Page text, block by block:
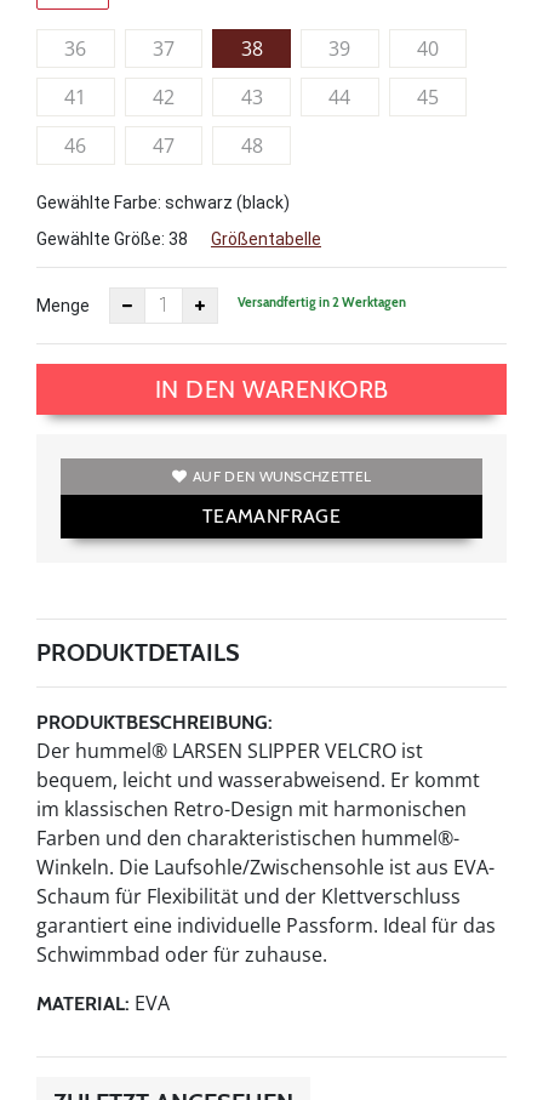
36 37 38 39
40
41
42 43 44
45
46
47 48
Gewählte Farbe: schwarz (black)
Gewählte Größe: 38 Größentabelle
Menge Versandfertig in 2 Werktagen
IN DEN WARENKORB
AUF DEN WUNSCHZETTEL
TEAMANFRAGE
PRODUKTDETAILS
PRODUKTBESCHREIBUNG:
Der hummel® LARSEN SLIPPER VELCRO ist
bequem, leicht und wasserabweisend. Er kommt
im klassischen Retro-Design mit harmonischen
Farben und den charakteristischen hummel®-
Winkeln. Die Laufsohle/Zwischensohle ist aus EVA-
Schaum für Flexibilität und der Klettverschluss
garantiert eine individuelle Passform. Ideal für das
Schwimmbad oder für zuhause.
MATERIAL: EVA